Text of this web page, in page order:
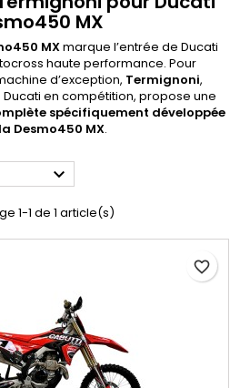
MX
MXmarque l’entrée de Ducati
haute performance. Pour
d’exception, Termignoni,
en compétition, propose une
spécifiquement développée
Desmo450 MX.

1-1 de 1 article(s)
favorite_border